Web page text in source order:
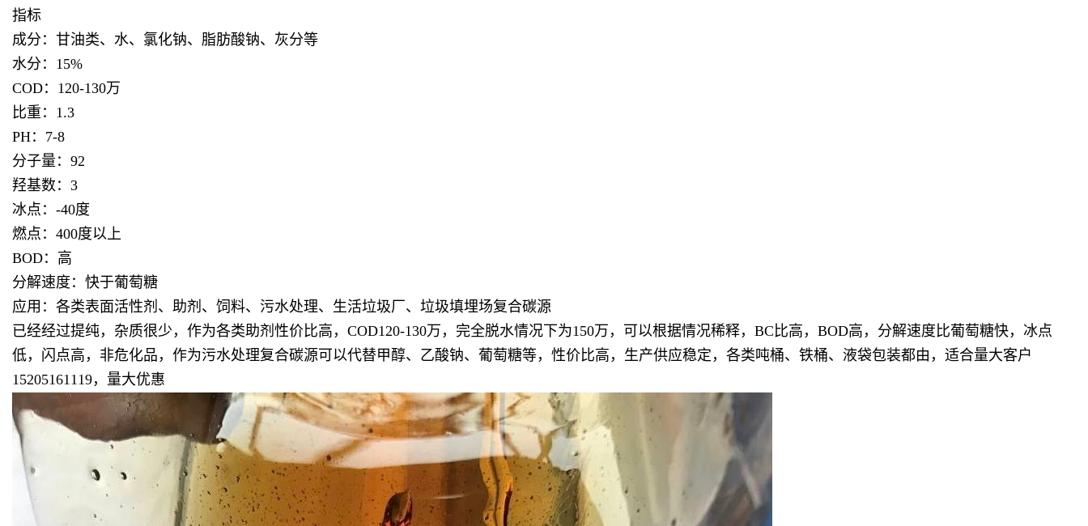
指标
成分：甘油类、水、氯化钠、脂肪酸钠、灰分等
水分：15%
COD：120-130万
比重：1.3
PH：7-8
分子量：92
羟基数：3
冰点：-40度
燃点：400度以上
BOD：高
分解速度：快于葡萄糖
应用：各类表面活性剂、助剂、饲料、污水处理、生活垃圾厂、垃圾填埋场复合碳源
已经经过提纯，杂质很少，作为各类助剂性价比高，COD120-130万，完全脱水情况下为150万，可以根据情况稀释，BC比高，BOD高，分解速度比葡萄糖快，冰点
低，闪点高，非危化品，作为污水处理复合碳源可以代替甲醇、乙酸钠、葡萄糖等，性价比高，生产供应稳定，各类吨桶、铁桶、液袋包装都由，适合量大客户
15205161119，量大优惠